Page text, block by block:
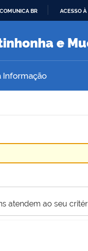
O
COMUNICA BR ACESSO
e
Informação
atendem ao seu